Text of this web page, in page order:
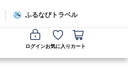
ふるなびトラベル
ログインお気に入り カート